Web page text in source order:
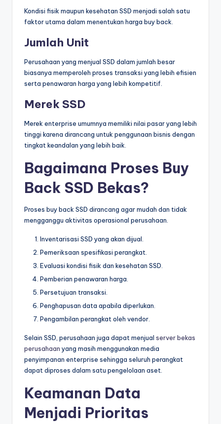
Kondisi fisik maupun kesehatan SSD menjadi salah satu
faktor utama dalam menentukan harga buy back.
Jumlah Unit
Perusahaan yang menjual SSD dalam jumlah besar
biasanya memperoleh proses transaksi yang lebih efisien
serta penawaran harga yang lebih kompetitif.
Merek SSD
Merek enterprise umumnya memiliki nilai pasar yang lebih
tinggi karena dirancang untuk penggunaan bisnis dengan
tingkat keandalan yang lebih baik.
Bagaimana Proses Buy
Back SSD Bekas?
Proses buy back SSD dirancang agar mudah dan tidak
mengganggu aktivitas operasional perusahaan.
Inventarisasi SSD yang akan dijual.
Pemeriksaan spesifikasi perangkat.
Evaluasi kondisi fisik dan kesehatan SSD.
Pemberian penawaran harga.
Persetujuan transaksi.
Penghapusan data apabila diperlukan.
Pengambilan perangkat oleh vendor.
Selain SSD, perusahaan juga dapat menjual server bekas
perusahaan yang masih menggunakan media
penyimpanan enterprise sehingga seluruh perangkat
dapat diproses dalam satu pengelolaan aset.
Keamanan Data
Menjadi Prioritas